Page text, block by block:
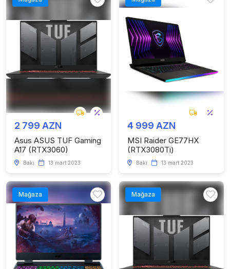
2 799 AZN
Asus ASUS TUF Gaming
A17 (RTX3060)
Bakı 13 mart 2023
4 999 AZN
MSI Raider GE77HX
(RTX3080Ti)
Bakı 13 mart 2023
Mağaza Mağaza